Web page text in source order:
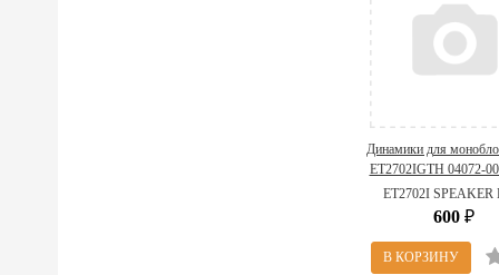
Динамики для
ET2702IGTH 04072-
(ET2702I SPEAKER
ET2702I SPEAKER
600 ₽